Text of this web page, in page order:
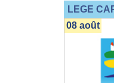
LEGE
08 août